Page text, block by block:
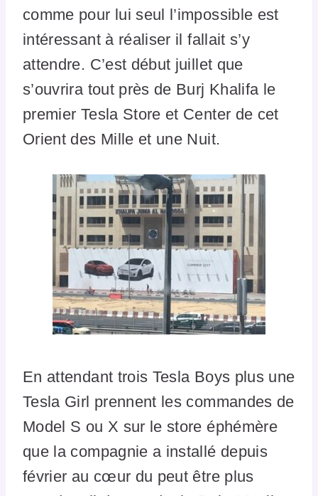
comme pour lui seul l’impossible est
intéressant à réaliser il fallait s’y
attendre. C’est début juillet que
s’ouvrira tout près de Burj Khalifa le
premier Tesla Store et Center de cet
Orient des Mille et une Nuit.
En attendant trois Tesla Boys plus une
Tesla Girl prennent les commandes de
Model S ou X sur le store éphémère
que la compagnie a installé depuis
février au cœur du peut être plus